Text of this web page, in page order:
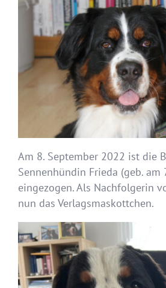
Am 8. September 2022 ist die
Sennenhündin Frieda (geb. am
eingezogen. Als Nachfolgerin
nun das Verlagsmaskottchen.